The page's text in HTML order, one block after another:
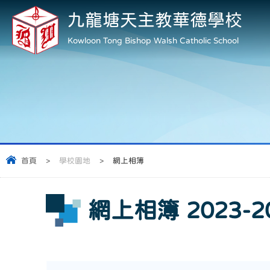
九龍塘天主教華德學校
Kowloon Tong Bishop Walsh Catholic School
首頁 > 學校園地 > 網上相簿
網上相簿 2023-